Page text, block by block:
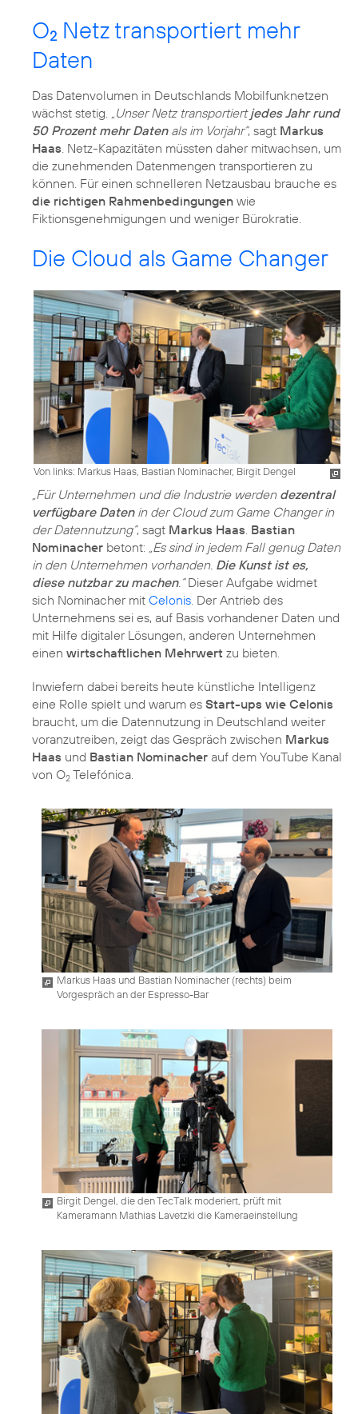
O2 Netz transportiert mehr
Daten
Das Datenvolumen in Deutschlands Mobilfunknetzen
wächst stetig. „Unser Netz transportiertjedes Jahr rund
50 Prozent mehr Datenals im Vorjahr“, sagt Markus
Haas. Netz-Kapazitäten müssten daher mitwachsen, um
die zunehmenden Datenmengen transportieren zu
können. Für einen schnelleren Netzausbau brauche es
die richtigen Rahmenbedingungen wie
Fiktionsgenehmigungen und weniger Bürokratie.
Die Cloud als Game Changer
Von links: Markus Haas, Bastian Nominacher, Birgit Dengel
„Für Unternehmen und die Industrie werden dezentral
verfügbare Datenin der Cloud zum Game Changer in
der Datennutzung“, sagt Markus Haas Bastian
Nominacher betont: „Es sind in jedem Fall genug Daten
in den Unternehmen vorhanden. Die Kunst ist es,
diese nutzbar zu machen.“Dieser Aufgabe widmet
sich Nominacher mit Celonis . Der Antrieb des
Unternehmens sei es, auf Basis vorhandener Daten und
mit Hilfe digitaler Lösungen, anderen Unternehmen
einen wirtschaftlichen Mehrwert zu bieten.
Inwiefern dabei bereits heute künstliche Intelligenz
eine Rolle spielt und warum es Start-ups wie Celonis
braucht, um die Datennutzung in Deutschland weiter
voranzutreiben, zeigt das Gespräch zwischen Markus
Haas und Bastian Nominacher auf dem YouTube Kanal
von O2 Telefónica.
Markus Haas und Bastian Nominacher (rechts) beim
Vorgespräch an der Espresso-Bar
Birgit Dengel, die den TecTalk moderiert, prüft mit
Kameramann Mathias Lavetzki die Kameraeinstellung